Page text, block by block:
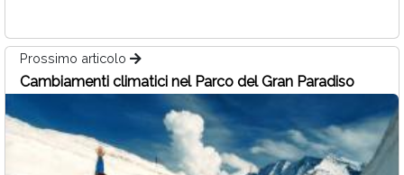
Prossimo articolo
Cambiamenti climatici nel Parco del Gran Paradiso